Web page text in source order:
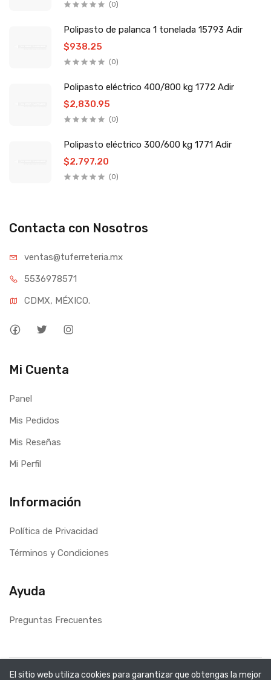
(0)
Polipasto de palanca 1 tonelada 15793 Adir
$938.25
(0)
Polipasto eléctrico 400/800 kg 1772 Adir
$2,830.95
(0)
Polipasto eléctrico 300/600 kg 1771 Adir
$2,797.20
(0)
Contacta con Nosotros
ventas@tuferreteria.mx
5536978571
CDMX, MÉXICO.
Mi Cuenta
Panel
Mis Pedidos
Mis Reseñas
Mi Perfil
Información
Política de Privacidad
Términos y Condiciones
Ayuda
Preguntas Frecuentes
Copyright ©Tu ferretería México2026. Todos los
El sitio web utiliza cookies para garantizar que obtengas la mejor